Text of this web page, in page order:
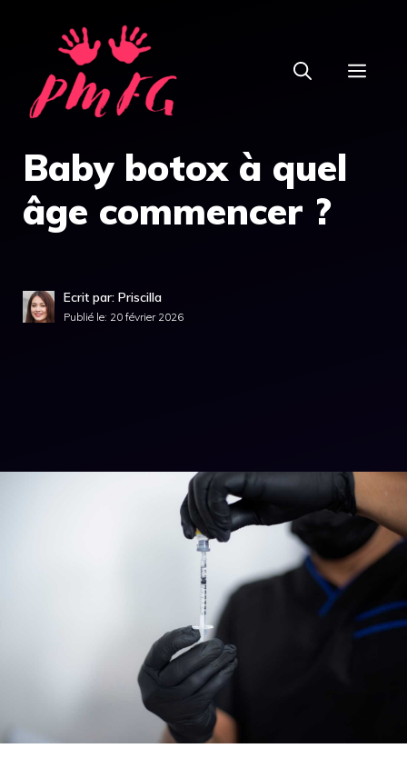
contenu
Baby botox à quel
âge commencer ?
Ecrit par: Priscilla
Publié le: 20 février 2026